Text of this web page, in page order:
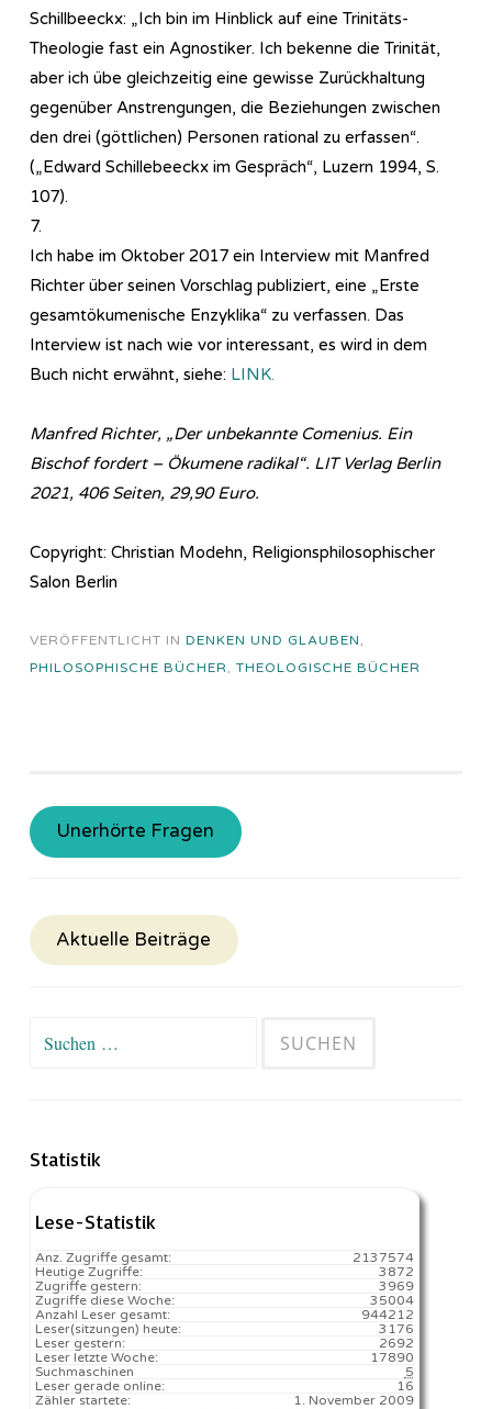
Schillbeeckx: „Ich bin im Hinblick auf eine Trinitäts-
Theologie fast ein Agnostiker. Ich bekenne die Trinität,
aber ich übe gleichzeitig eine gewisse Zurückhaltung
gegenüber Anstrengungen, die Beziehungen zwischen
den drei (göttlichen) Personen rational zu erfassen“.
(„Edward Schillebeeckx im Gespräch“, Luzern 1994, S.
107).
7.
Ich habe im Oktober 2017 ein Interview mit Manfred
Richter über seinen Vorschlag publiziert, eine „Erste
gesamtökumenische Enzyklika“ zu verfassen. Das
Interview ist nach wie vor interessant, es wird in dem
Buch nicht erwähnt, siehe: LINK.
Manfred Richter, „Der unbekannte Comenius. Ein
Bischof fordert – Ökumene radikal“. LIT Verlag Berlin
2021, 406 Seiten, 29,90 Euro.
Copyright: Christian Modehn, Religionsphilosophischer
Salon Berlin
VERÖFFENTLICHT IN DENKEN UND GLAUBEN,
PHILOSOPHISCHE BÜCHER, THEOLOGISCHE BÜCHER
Unerhörte Fragen
Aktuelle Beiträge
Suchen
Statistik
Lese-Statistik
2137574
Anz. Zugriffe gesamt:
3872
Heutige Zugriffe:
3969
Zugriffe gestern:
35004
Zugriffe diese Woche:
944212
Anzahl Leser gesamt:
3176️
Leser(sitzungen) heute:
2692
Leser gestern:
17890️
Leser letzte Woche:
5
Suchmaschinen
16
Leser gerade online:
1. November 2009
Zähler startete: